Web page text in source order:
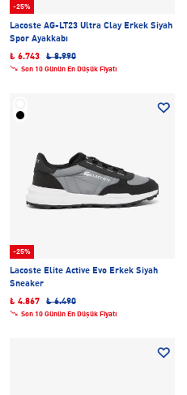
-25%
Lacoste AG-LT23 Ultra Clay Erkek Siyah
Spor Ayakkabı
₺ 6.743
₺ 8.990
Son 10 Günün En Düşük Fiyatı
-25%
Lacoste Elite Active Evo Erkek Siyah
Sneaker
₺ 4.867
₺ 6.490
Son 10 Günün En Düşük Fiyatı